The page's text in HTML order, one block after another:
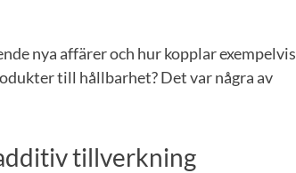
nya affärer och hur kopplar exempelvis
till hållbarhet? Det var några av
tillverkning